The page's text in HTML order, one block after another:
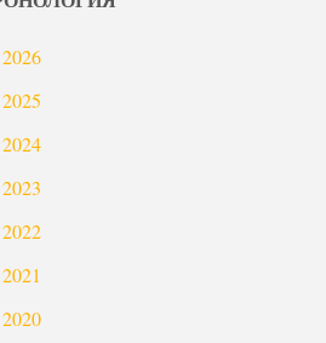
2026
2025
2024
2023
2022
2021
2020